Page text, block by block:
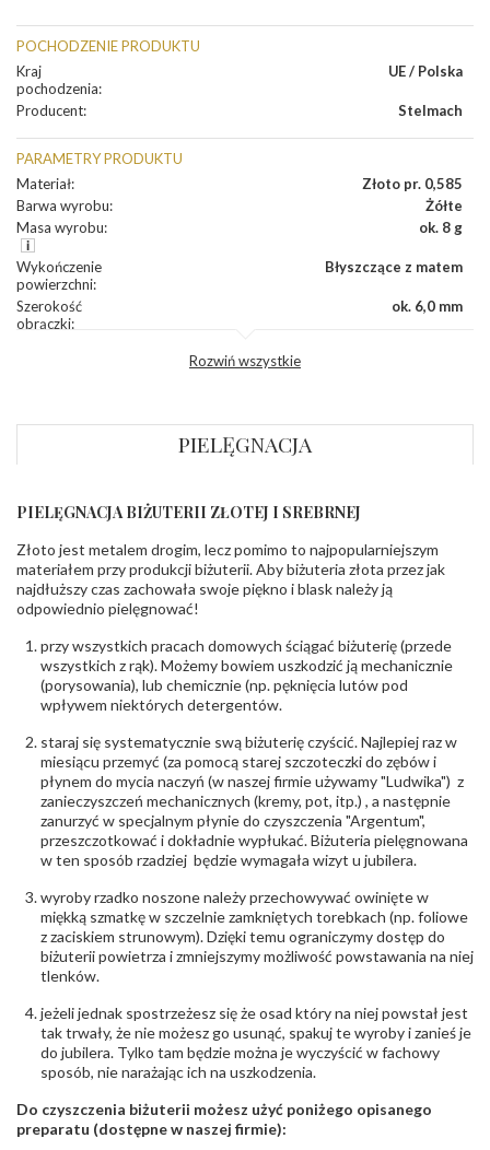
POCHODZENIE PRODUKTU
Kraj
pochodzenia:
UE / Polska
Producent: Stelmach
PARAMETRY PRODUKTU
Materiał:
Złoto pr. 0,585
Barwa wyrobu:
Żółte
Masa wyrobu: ok. 8 g
Wykończenie
powierzchni:
Błyszczące z matem
Szerokość
obrączki:
ok. 6,0 mm
INNE PARAMETRY
Producent
odpowiedzialny:
PZ Stelmach Sp. z o.o. ul. Północna 22 45-805
Opole; NIP 7542889545; Tel. +48 77 54 90 100;
biuro@stelmach.pl
Bezpieczeństwo
ostrzeżenia:
Nie nadaje się dla dzieci w wieku poniżej 3 lat
zawierają nikiel
Rozwiń wszystkie
PIELĘGNACJA
PIELĘGNACJA BIŻUTERII ZŁOTEJ I SREBRNEJ
Złoto jest metalem drogim, lecz pomimo to najpopularniejszym
materiałem przy produkcji biżuterii. Aby biżuteria złota przez jak
najdłuższy czas zachowała swoje piękno i blask należy ją
odpowiednio pielęgnować!
przy wszystkich pracach domowych ściągać biżuterię (przede
wszystkich z rąk). Możemy bowiem uszkodzić ją mechanicznie
(porysowania), lub chemicznie (np. pęknięcia lutów pod
wpływem niektórych detergentów.
staraj się systematycznie swą biżuterię czyścić. Najlepiej raz w
miesiącu przemyć (za pomocą starej szczoteczki do zębów i
płynem do mycia naczyń (w naszej firmie używamy "Ludwika") z
zanieczyszczeń mechanicznych (kremy, pot, itp.) , a następnie
zanurzyć w specjalnym płynie do czyszczenia "Argentum",
przeszczotkować i dokładnie wypłukać. Biżuteria pielęgnowana
w ten sposób rzadziej będzie wymagała wizyt u jubilera.
wyroby rzadko noszone należy przechowywać owinięte w
miękką szmatkę w szczelnie zamkniętych torebkach (np. foliowe
z zaciskiem strunowym). Dzięki temu ograniczymy dostęp do
biżuterii powietrza i zmniejszymy możliwość powstawania na niej
tlenków.
jeżeli jednak spostrzeżesz się że osad który na niej powstał jest
tak trwały, że nie możesz go usunąć, spakuj te wyroby i zanieś je
do jubilera. Tylko tam będzie można je wyczyścić w fachowy
sposób, nie narażając ich na uszkodzenia.
Do czyszczenia biżuterii możesz użyć poniżego opisanego
preparatu (dostępne w naszej firmie):